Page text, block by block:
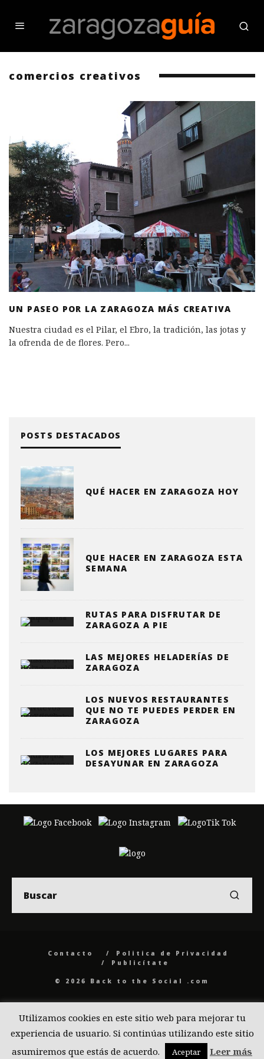
comercios creativos
UN PASEO POR LA ZARAGOZA MÁS CREATIVA
Nuestra ciudad es el Pilar, el Ebro, la tradición, las jotas y
la ofrenda de de flores. Pero...
POSTS DESTACADOS
QUÉ HACER EN ZARAGOZA HOY
QUE HACER EN ZARAGOZA ESTA
SEMANA
RUTAS PARA DISFRUTAR DE
ZARAGOZA A PIE
LAS MEJORES HELADERÍAS DE
ZARAGOZA
LOS NUEVOS RESTAURANTES
QUE NO TE PUEDES PERDER EN
ZARAGOZA
LOS MEJORES LUGARES PARA
DESAYUNAR EN ZARAGOZA
Contacto
Politica de Privacidad
Publicítate
© 2026 Back to the Social .com
Utilizamos cookies en este sitio web para mejorar tu
experiencia de usuario. Si continúas utilizando este sitio
asumiremos que estás de acuerdo.
Aceptar Leer más